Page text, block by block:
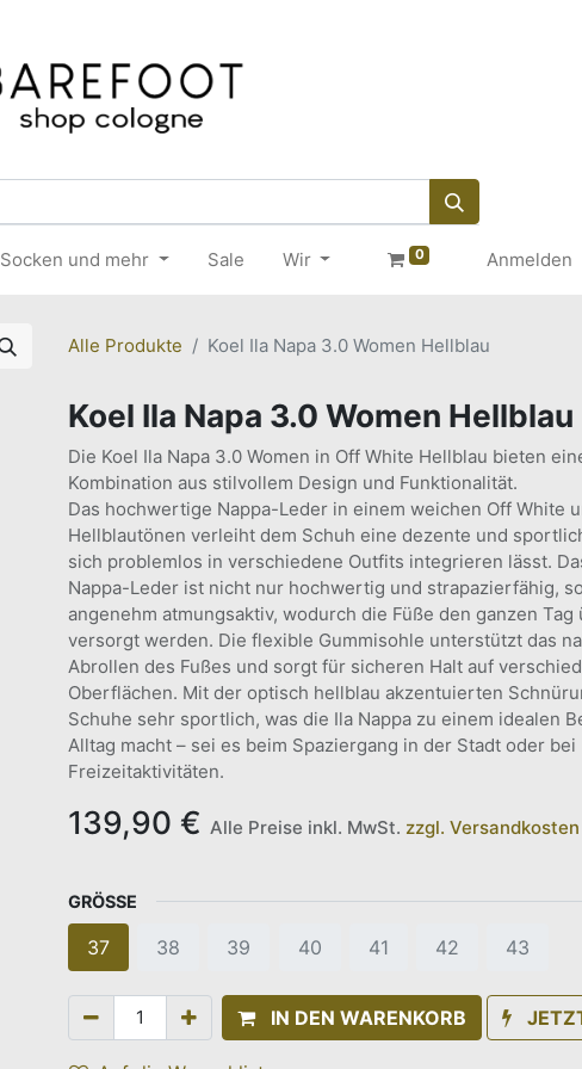
Socken und mehr Sale Wir 0 Anmelden
Alle Produkte Koel Ila Napa 3.0 Women Hellblau
Koel Ila Napa 3.0 Women Hellblau
Die Koel Ila Napa 3.0 Women in Off White Hellblau bieten
Kombination aus stilvollem Design und Funktionalität.
Das hochwertige Nappa-Leder in einem weichen Off White
Hellblautönen verleiht dem Schuh eine dezente und
sich problemlos in verschiedene Outfits integrieren lässt.
Nappa-Leder ist nicht nur hochwertig und strapazierfähig,
angenehm atmungsaktiv, wodurch die Füße den ganzen Tag
versorgt werden. Die flexible Gummisohle unterstützt das
Abrollen des Fußes und sorgt für sicheren Halt auf
Oberflächen. Mit der optisch hellblau akzentuierten
Schuhe sehr sportlich, was die Ila Nappa zu einem idealen
Alltag macht – sei es beim Spaziergang in der Stadt oder bei
Freizeitaktivitäten.
139,90 € Alle Preise inkl. MwSt. zzgl. Versandkosten
GRÖSSE
37 38 39 40 41 42 43
IN DEN WARENKORB